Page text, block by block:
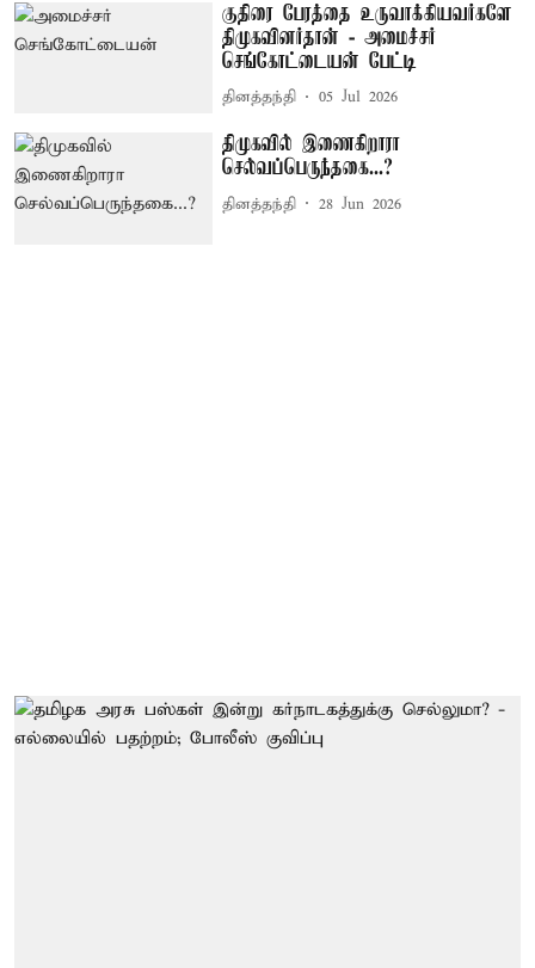
குதிரை பேரத்தை உருவாக்கியவர்களே
திமுகவினர்தான் - அமைச்சர்
செங்கோட்டையன் பேட்டி
தினத்தந்தி 05 Jul 2026
திமுகவில் இணைகிறாரா
செல்வப்பெருந்தகை...?
தினத்தந்தி 28 Jun 2026